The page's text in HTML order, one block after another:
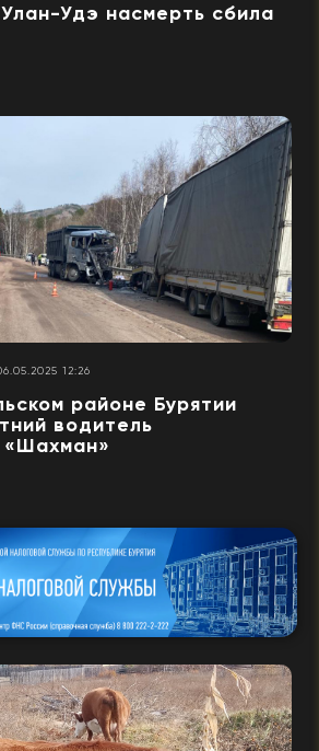
Удэ насмерть сбила
12:26
районе Бурятии
водитель
«Шахман»